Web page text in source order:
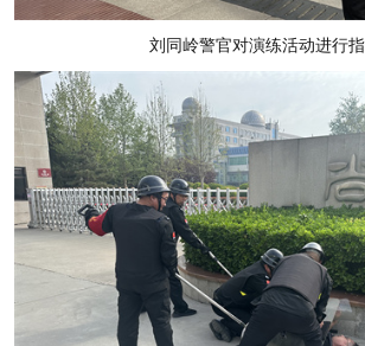
刘同岭警官对演练活动进行